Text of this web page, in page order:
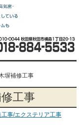
塀補修工事
工事
工事/エクステリア工事